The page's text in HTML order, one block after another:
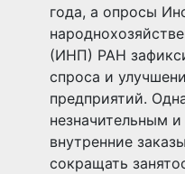
года, а опросы
(ИНП) РАН
спроса и
предприятий.
незначительным
внутренние
сокращать